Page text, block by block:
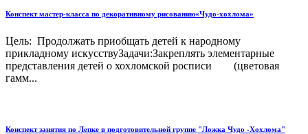
Конспект мастер-класса по декоративному рисованию«Чудо-хохлома»
Цель: Продолжать приобщать детей к народному
прикладному искусствуЗадачи:Закреплять элементарные
представления детей о хохломской росписи (цветовая
гамм...
Конспект занятия по Лепке в подготовительной группе "Ложка Чудо -Хохлома"